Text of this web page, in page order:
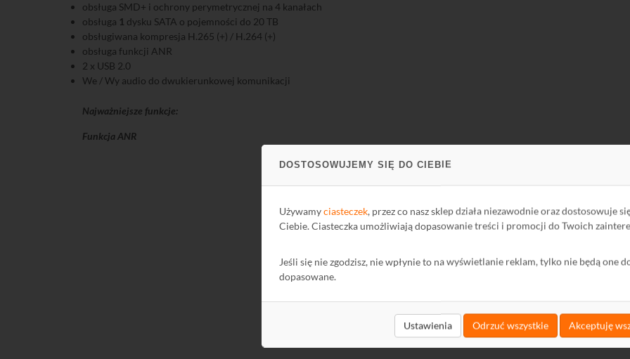
DOSTOSOWUJEMY SIĘ DO CIEBIE
Używamyciasteczek, przez co nasz sklep działa niezawodnie oraz dostosowuje
Ciebie. Ciasteczka umożliwiają dopasowanie treści i promocji do Twoich
Jeśli się nie zgodzisz, nie wpłynie to na wyświetlanie reklam, tylko nie będą one
dopasowane.
Ustawienia Odrzuć wszystkie Akceptuję
obsługa SMD+ i ochrony perymetrycznej na 4 kanałach
obsługa 1 dysku SATA o pojemności do 20 TB
obsługiwana kompresja H.265 (+) / H.264 (+)
obsługa funkcji ANR
2 x USB 2.0
We / Wy audio do dwukierunkowej komunikacji
Najważniejsze funkcje:
Funkcja ANR